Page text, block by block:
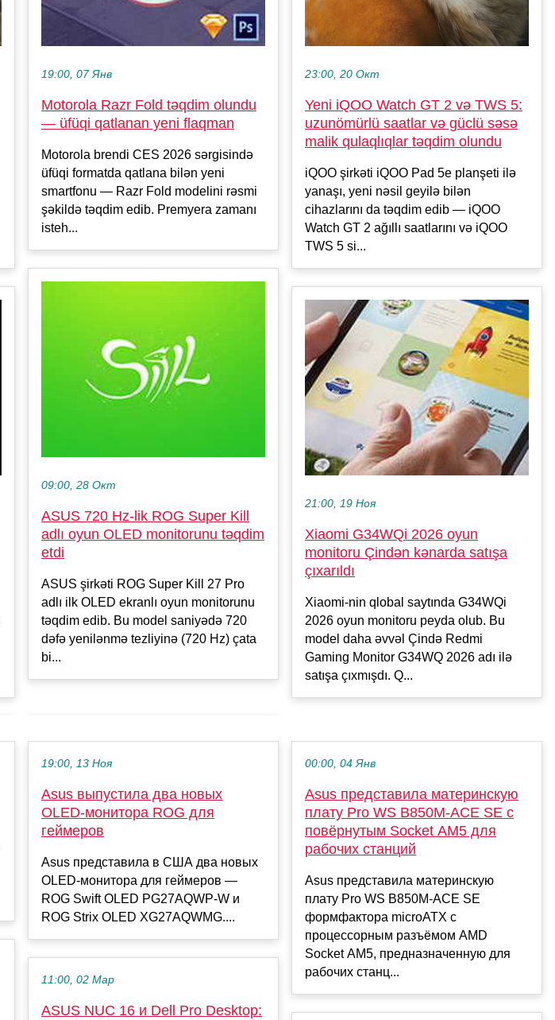
19:00, 07 Янв
Motorola Razr Fold təqdim olundu
— üfüqi qatlanan yeni flaqman
Motorola brendi CES 2026 sərgisində
üfüqi formatda qatlana bilən yeni
smartfonu — Razr Fold modelini rəsmi
şəkildə təqdim edib. Premyera zamanı
isteh...
09:00, 28 Окт
ASUS 720 Hz-lik ROG Super Kill
adlı oyun OLED monitorunu təqdim
etdi
ASUS şirkəti ROG Super Kill 27 Pro
adlı ilk OLED ekranlı oyun monitorunu
təqdim edib. Bu model saniyədə 720
dəfə yenilənmə tezliyinə (720 Hz) çata
bi...
23:00, 20 Окт
Yeni iQOO Watch GT 2 və TWS 5:
uzunömürlü saatlar və güclü səsə
malik qulaqlıqlar təqdim olundu
iQOO şirkəti iQOO Pad 5e planşeti ilə
yanaşı, yeni nəsil geyilə bilən
cihazlarını da təqdim edib — iQOO
Watch GT 2 ağıllı saatlarını və iQOO
TWS 5 si...
21:00, 19 Ноя
Xiaomi G34WQi 2026 oyun
monitoru Çindən kənarda satışa
çıxarıldı
Xiaomi-nin qlobal saytında G34WQi
2026 oyun monitoru peyda olub. Bu
model daha əvvəl Çində Redmi
Gaming Monitor G34WQ 2026 adı ilə
satışa çıxmışdı. Q...
19:00, 13 Ноя
Asus выпустила два новых
OLED-монитора ROG для
геймеров
Asus представила в США два новых
OLED-монитора для геймеров —
ROG Swift OLED PG27AQWP-W и
ROG Strix OLED XG27AQWMG....
11:00, 02 Мар
ASUS NUC 16 и Dell Pro Desktop:
00:00, 04 Янв
Asus представила материнскую
плату Pro WS B850M-ACE SE с
повёрнутым Socket AM5 для
рабочих станций
Asus представила материнскую
плату Pro WS B850M-ACE SE
формфактора microATX с
процессорным разъёмом AMD
Socket AM5, предназначенную для
рабочих станц...